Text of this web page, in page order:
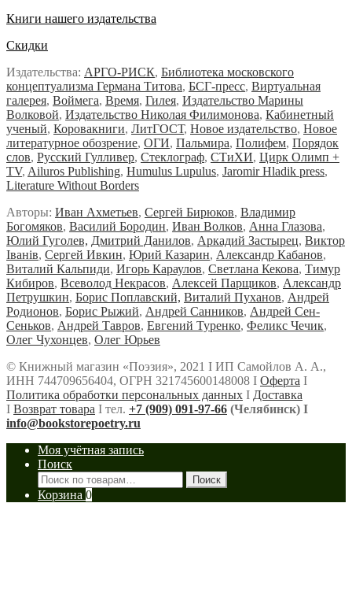
Книги нашего издательства
Скидки
Издательства: АРГО-РИСК, Библиотека московского
концептуализма Германа Титова, БСГ-пресс, Виртуальная
галерея, Воймега, Время, Гилея, Издательство Марины
Волковой, Издательство Николая Филимонова, Кабинетный
ученый, Коровакниги, ЛитГОСТ, Новое издательство, Новое
литературное обозрение, ОГИ, Пальмира, Полифем, Порядок
слов, Русский Гулливер, Стеклограф, СТиХИ, Цирк Олимп +
TV, Ailuros Publishing, Humulus Lupulus, Jaromir Hladik press,
Literature Without Borders
Авторы: Иван Ахметьев, Сергей Бирюков, Владимир
Богомяков, Василий Бородин, Иван Волков, Анна Глазова,
Юлий Гуголев, Дмитрий Данилов, Аркадий Застырец, Виктор
Iванiв, Сергей Ивкин, Юрий Казарин, Александр Кабанов,
Виталий Кальпиди, Игорь Караулов, Светлана Кекова, Тимур
Кибиров, Всеволод Некрасов, Алексей Парщиков, Александр
Петрушкин, Борис Поплавский, Виталий Пуханов, Андрей
Родионов, Борис Рыжий, Андрей Санников, Андрей Сен-
Сеньков, Андрей Тавров, Евгений Туренко, Феликс Чечик,
Олег Чухонцев, Олег Юрьев
© Книжный магазин «Поэзия», 2021 Ι ИП Самойлов А. А.,
ИНН 744709656404, ОГРН 321745600148008 Ι Оферта Ι
Политика обработки персональных данных Ι Доставка
Ι Возврат товара Ι тел. +7 (909) 091-97-66 (Челябинск) Ι
info@bookstorepoetry.ru
Моя учётная запись
Поиск
Искать:
Поиск
Корзина 0